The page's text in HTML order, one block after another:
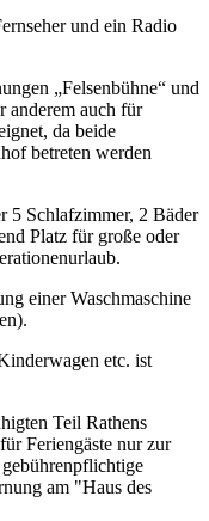
und ein Radio
„Felsenbühne“ und
anderem auch für
da beide
betreten werden
5 Schlafzimmer, 2 Bäder
Platz für große oder
einer Waschmaschine
etc. ist
Teil Rathens
Feriengäste nur zur
am "Haus des